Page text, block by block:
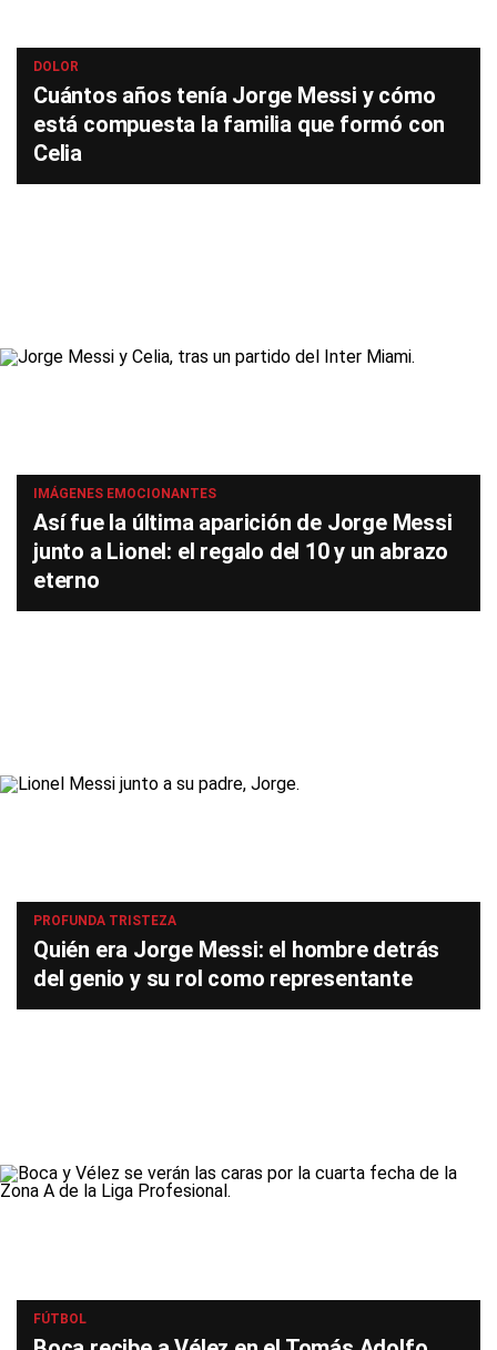
DOLOR
Cuántos años tenía Jorge Messi y cómo
está compuesta la familia que formó con
Celia
IMÁGENES EMOCIONANTES
Así fue la última aparición de Jorge Messi
junto a Lionel: el regalo del 10 y un abrazo
eterno
PROFUNDA TRISTEZA
Quién era Jorge Messi: el hombre detrás
del genio y su rol como representante
FÚTBOL